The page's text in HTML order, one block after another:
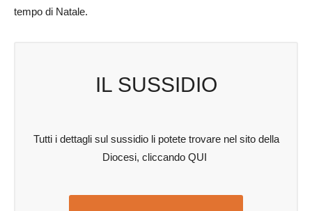
tempo di Natale.
IL SUSSIDIO
Tutti i dettagli sul sussidio li potete trovare nel sito della
Diocesi, cliccando QUI